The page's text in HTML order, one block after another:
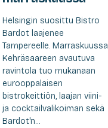
Helsingin suosittu Bistro
Bardot laajenee
Tampereelle. Marraskuussa
Kehräsaareen avautuva
ravintola tuo mukanaan
eurooppalaisen
bistrokeittiön, laajan viini-
ja cocktailvalikoiman sekä
Bardot'n...